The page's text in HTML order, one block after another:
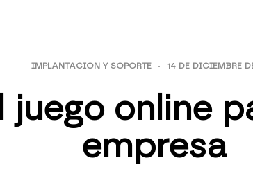
IMPLANTACION Y SOPORTE 14 DE DICIEMBRE
online
empresa